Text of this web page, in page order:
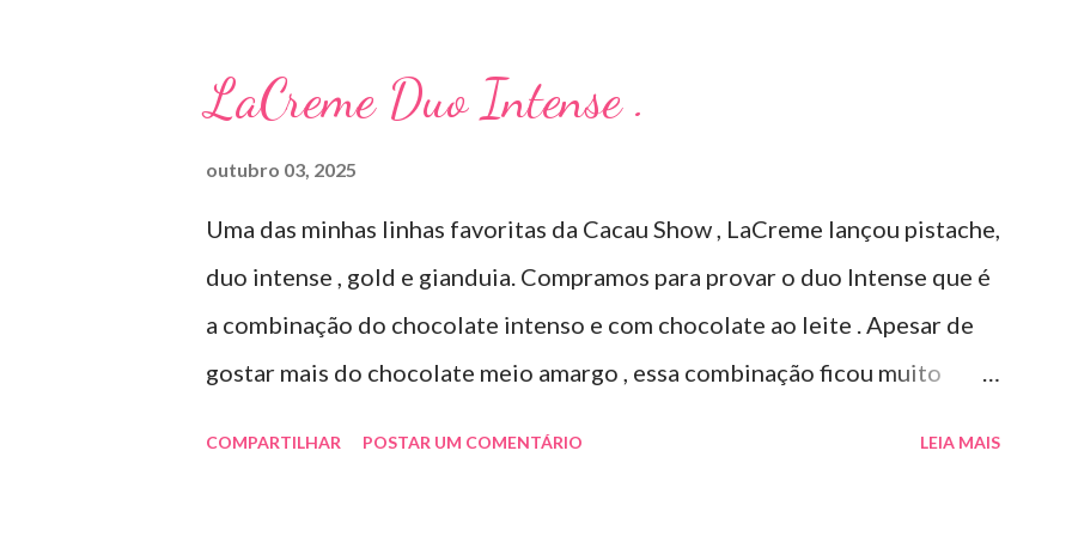
geralmente uso a noite). Informação do produto: ILOSONE TÓPICO
SOLUÇÃO (eritromicina) é um antibiótico de amplo espectro produzido
LaCreme Duo Intense .
outubro 03, 2025
Uma das minhas linhas favoritas da Cacau Show , LaCreme lançou pistache,
duo intense , gold e gianduia. Compramos para provar o duo Intense que é
a combinação do chocolate intenso e com chocolate ao leite . Apesar de
gostar mais do chocolate meio amargo , essa combinação ficou muito
COMPARTILHAR POSTAR UM COMENTÁRIO LEIA MAIS